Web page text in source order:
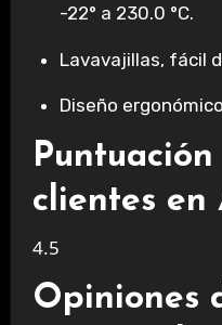
-22° a 230.0 °C.
Lavavajillas, fácil
Diseño
clientes en
4.5
Opiniones